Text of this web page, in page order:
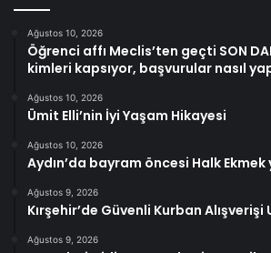
Ağustos 10, 2026
Öğrenci affı Meclis’ten geçti SON
kimleri kapsıyor, başvurular nasıl
Ağustos 10, 2026
Ümit Elli’nin İyi Yaşam Hikayesi
Ağustos 10, 2026
Aydın’da bayram öncesi Halk
Ağustos 9, 2026
Kırşehir’de Güvenli Kurban Alışverişi
Ağustos 9, 2026